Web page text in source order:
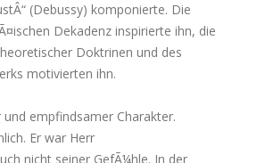
(Debussy) komponierte. Die
Dekadenz inspirierte ihn, die
Doktrinen und des
motivierten ihn.
und empfindsamer Charakter.
Er war Herr
nicht seiner GefÃ¼hle. In der